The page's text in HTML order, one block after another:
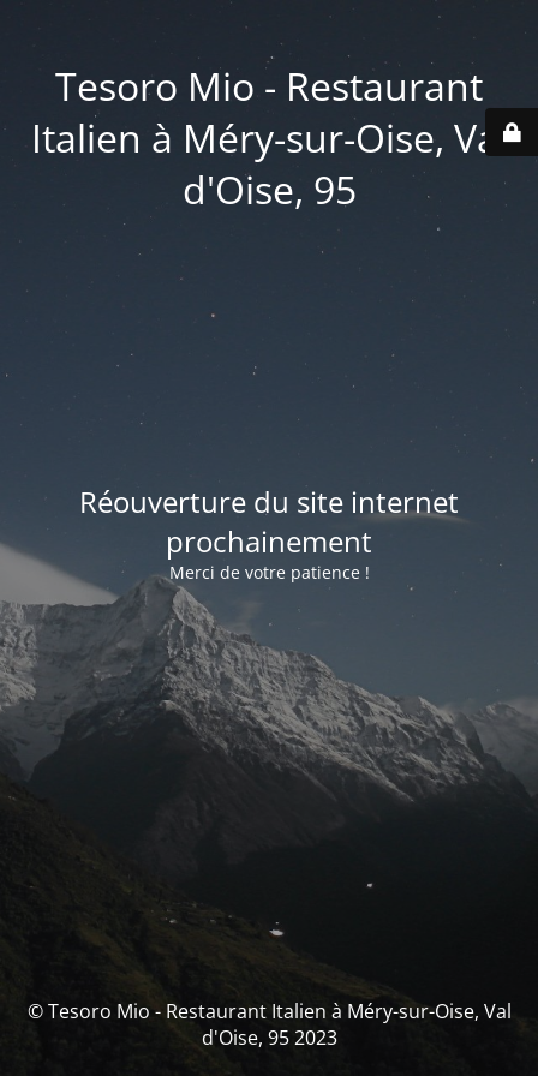
Tesoro Mio - Restaurant
Italien à Méry-sur-Oise, Val
d'Oise, 95
Réouverture du site internet
prochainement
Merci de votre patience !
© Tesoro Mio - Restaurant Italien à Méry-sur-Oise, Val
d'Oise, 95 2023